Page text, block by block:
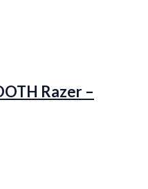
Razer –